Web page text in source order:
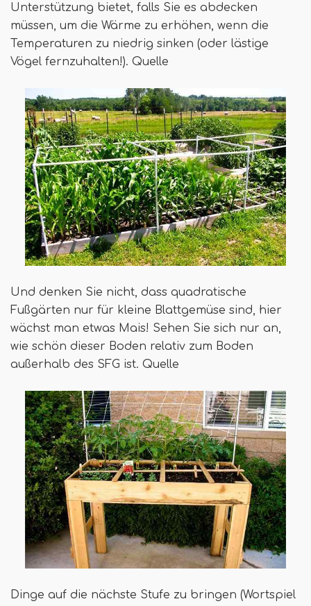
Unterstützung bietet, falls Sie es abdecken
müssen, um die Wärme zu erhöhen, wenn die
Temperaturen zu niedrig sinken (oder lästige
Vögel fernzuhalten!). Quelle
Und denken Sie nicht, dass quadratische
Fußgärten nur für kleine Blattgemüse sind, hier
wächst man etwas Mais! Sehen Sie sich nur an,
wie schön dieser Boden relativ zum Boden
außerhalb des SFG ist. Quelle
Dinge auf die nächste Stufe zu bringen (Wortspiel